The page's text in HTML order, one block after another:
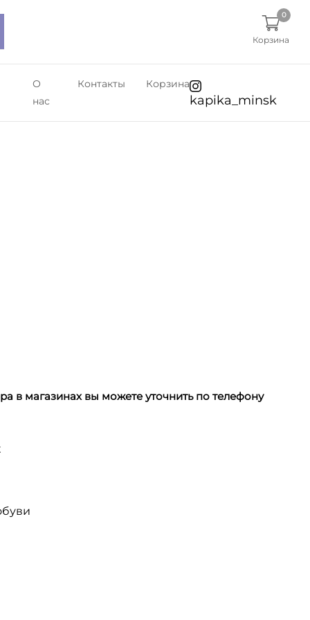
Корзина
0
О
нас
Контакты Корзина
kapika_minsk
магазинах вы можете уточнить по телефону